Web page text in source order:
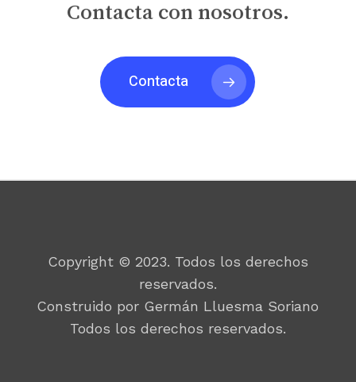
Contacta con nosotros.
Contacta
Copyright © 2023. Todos los derechos
reservados.
Construido por Germán Lluesma Soriano
Todos los derechos reservados.